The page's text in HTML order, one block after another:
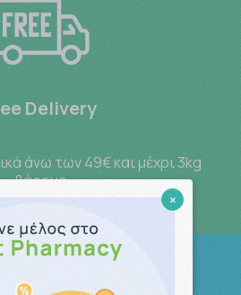
Delivery
άνω των 49€ και μέχρι 3kg
βάρους
×